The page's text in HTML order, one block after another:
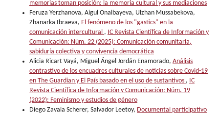
memorias toman posición: la memoria cultural y sus mediaciones
Feruza Yerzhanova, Aigul Onalbayeva, Ulzhan Mussabekova,
Zhanarka Ibraeva, El fenómeno de los "gastics" en la
comunicación intercultural , IC Revista Científica de Información y
Comunicación: Núm. 22 (2025): Comunicación comunitaria,
sabiduría colectiva y convivencia democrática
Alicia Ricart Vayá, Miguel Ángel Jordán Enamorado, Análisis
contrastivo de los encuadres culturales de noticias sobre Covid-19
en The Guardian y El País basado en el uso de sustantivos , IC
Revista Científica de Información y Comunicación: Núm. 19
(2022): Feminismo y estudios de género
Diego Zavala Scherer, Salvador Leetoy, Documental participativo